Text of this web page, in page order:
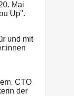
Mai
Up".
und mit
CTO
der